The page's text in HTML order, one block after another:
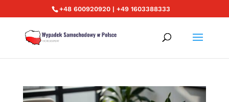
+48 600920920 | +49 1603388333